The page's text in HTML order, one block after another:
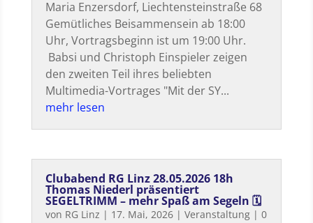
Maria Enzersdorf, Liechtensteinstraße 68
Gemütliches Beisammensein ab 18:00
Uhr, Vortragsbeginn ist um 19:00 Uhr.
Babsi und Christoph Einspieler zeigen
den zweiten Teil ihres beliebten
Multimedia-Vortrages "Mit der SY...
mehr lesen
Clubabend RG Linz 28.05.2026 18h
Thomas Niederl präsentiert
SEGELTRIMM – mehr Spaß am Segeln 🗓
von RG Linz | 17. Mai, 2026| Veranstaltung| 0